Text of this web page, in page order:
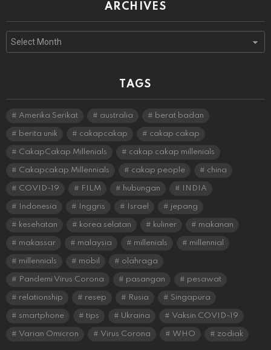
ARCHIVES
Archives
TAGS
Amerika Serikat australia berat badan
berita unik cakapcakap cakap cakap
CakapCakap Millenials cakap cakap millenials
Cakapcakap Millennials cakap people china
COVID-19 FILM hubungan INDIA
Indonesia Inggris Israel jepang
kesehatan korea selatan kuliner makanan
makassar malaysia millenials millennial
millennials mobil olahraga
Pandemi Virus Corona pasangan pesawat
relationship resep Rusia Singapura
smartphone tips Ukraina Vaksin COVID-19
Varian Omicron Virus Corona WHO zodiak